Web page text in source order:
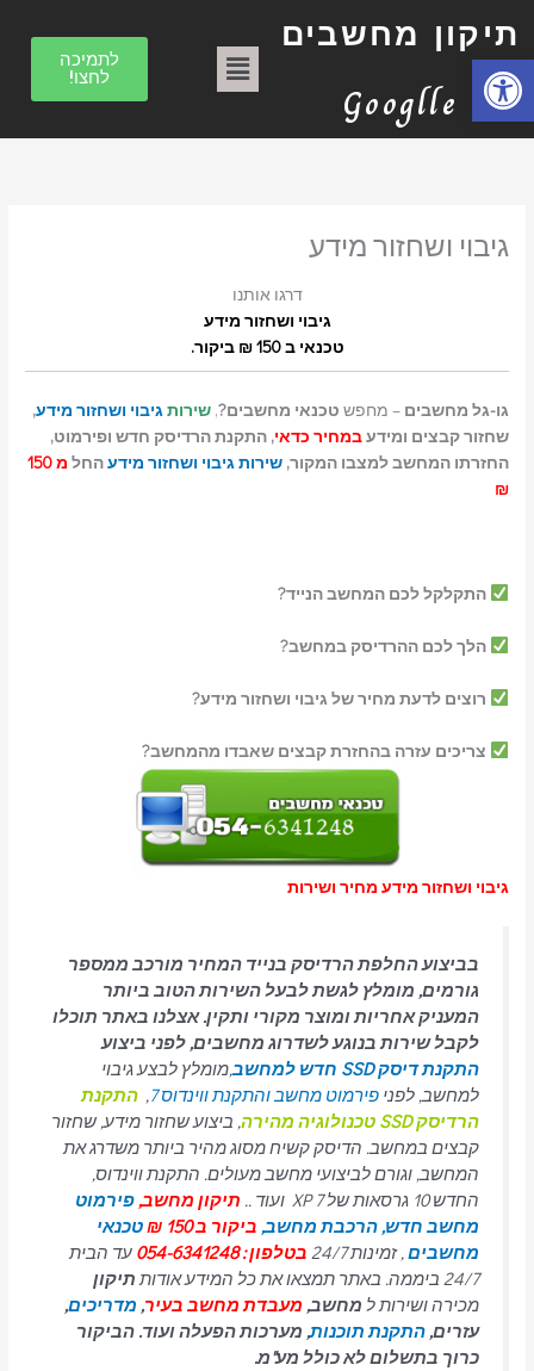
פתח סרגל נגישות
לתוכןתיקון מחשבים
Googlle
תפריט
לתמיכה
לחצו!
גיבוי ושחזור מידע
דרגו אותנו
גיבוי ושחזור מידע
טכנאי ב 150 ₪ ביקור.
גו-גל מחשבים – מחפש טכנאי מחשבים?,שירותגיבוי ושחזור מידע,
שחזור קבצים ומידעבמחיר כדאי, התקנת הרדיסק חדש ופירמוט,
החזרתו המחשב למצבו המקור,שירות גיבוי ושחזור מידעהחל
מ 150
₪
התקלקל לכם המחשב הנייד?
הלך לכם ההרדיסק במחשב?
רוצים לדעת מחיר של גיבוי ושחזור מידע?
צריכים עזרה בהחזרת קבצים שאבדו מהמחשב?
גיבוי ושחזור מידע מחיר ושירות
בביצוע החלפת הרדיסק בנייד המחיר מורכב ממספר
גורמים, מומלץ לגשת לבעל השירות הטוב ביותר
המעניק אחריות ומוצר מקורי ותקין. אצלנו באתר תוכלו
לקבל שירות בנוגע לשדרוג מחשבים, לפני ביצוע
התקנת דיסק SSD חדש למחשב
,מומלץ לבצע גיבוי
למחשב, לפניפירמוט מחשב והתקנת ווינדוס 7 ,התקנת
הרדיסק SSD טכנולוגיה מהירה
, ביצוע שחזור מידע, שחזור
קבצים במחשב. הדיסק קשיח מסוג מהיר ביותר משדרג את
המחשב, וגורם לביצועי מחשב מעולים. התקנת ווינדוס,
החדש 10 גרסאות של 7 XP ועוד ..
תיקון מחשב,פירמוט
מחשב חדש, הרכבת מחשב, ביקור ב 150 ₪
טכנאי
מחשבים, זמינות 24/7 בטלפון : 054-6341248
עד הבית
24/7 ביממה. באתר תמצאו את כל המידע אודות
תיקון
מכירה ושירות ל מחשב, מעבדת מחשב בעיר, מדריכים,
עזרים,התקנת תוכנות, מערכות הפעלה ועוד. הביקור
כרוך בתשלום לא כולל מע"מ.
למחשבהסר
מונח:
טכנאי
בת"א
מונח:
תיקון
מחשב
מונח:
תיקון
מחשבים
מונח:
טכנאי
מחשבים
אביב
מונח:
תיקון
מחשבים
אביב
מונח:
תיקון
מחשב
אביב
מונח:
תיקון
מחשב
מונח:
תיקון
מחשבים
אביב
מונח:
תיקון
מחשב
אביב
מונח:
תיקון
מחשב
ט
ג
ו
ר
ת